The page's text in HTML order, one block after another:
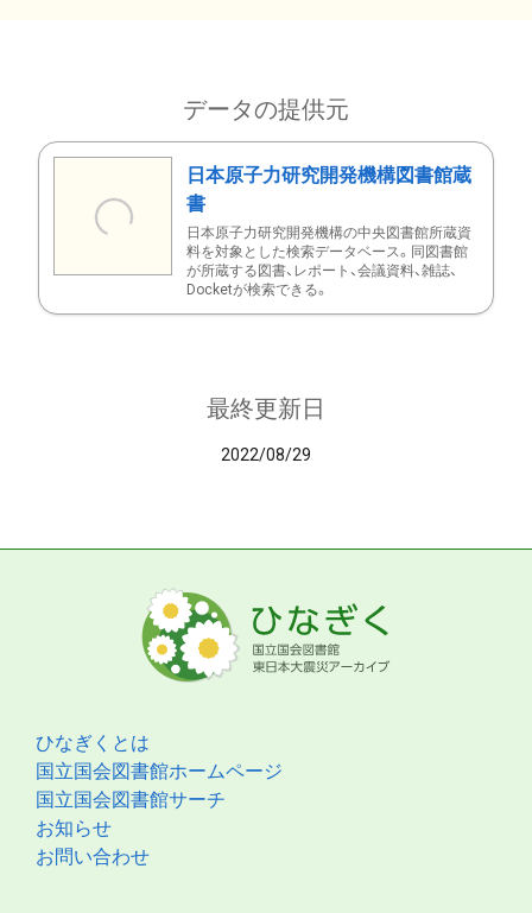
データの提供元
日本原子力研究開発機構図書館蔵
書
日本原子力研究開発機構の中央図書館所蔵資
料を対象とした検索データベース。同図書館
が所蔵する図書、レポート、会議資料、雑誌、
Docketが検索できる。
最終更新日
2022/08/29
ひなぎくとは
国立国会図書館ホームページ
国立国会図書館サーチ
お知らせ
お問い合わせ